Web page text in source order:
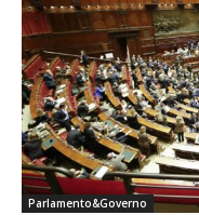
Parlamento&Governo